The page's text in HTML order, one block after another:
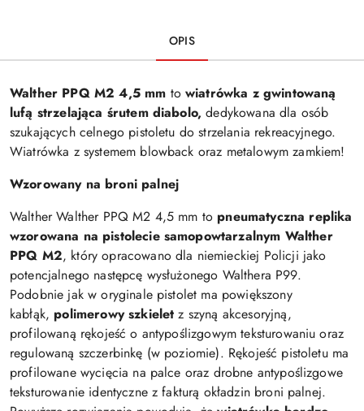
OPIS
Walther PPQ M2 4,5 mm towiatrówka z gwintowaną
lufą strzelająca śrutem diabolo, dedykowana dla osób
szukających celnego pistoletu do strzelania rekreacyjnego.
Wiatrówka z systemem blowback oraz metalowym zamkiem!
Wzorowany na broni palnej
Walther Walther PPQ M2 4,5 mm to pneumatyczna replika
wzorowana na pistolecie samopowtarzalnym Walther
PPQ M2, który opracowano dla niemieckiej Policji jako
potencjalnego następcę wysłużonego Walthera P99.
Podobnie jak w oryginale pistolet ma powiększony
kabłąk, polimerowy szkieletz szyną akcesoryjną,
profilowaną rękojeść o antypoślizgowym teksturowaniu oraz
regulowaną szczerbinkę (w poziomie). Rękojeść pistoletu ma
profilowane wycięcia na palce oraz drobne antypoślizgowe
teksturowanie identyczne z fakturą okładzin broni palnej.